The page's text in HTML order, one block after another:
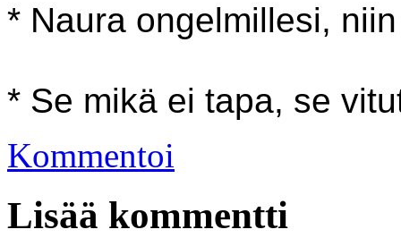
* Naura ongelmillesi,
* Se mikä ei tapa, se
Kommentoi
Lisää kommentti